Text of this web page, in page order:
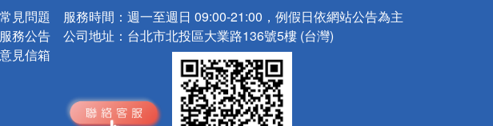
常見問題
服務公告
意見信箱
服務時間： 週一至週日 09:00-21:00，例假日依網站公告為主
公司地址： 台北市北投區大業路136號5樓 (台灣)